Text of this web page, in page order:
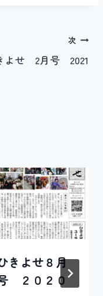
次
よせ 2月号 2021
きよせ８月
２０２０